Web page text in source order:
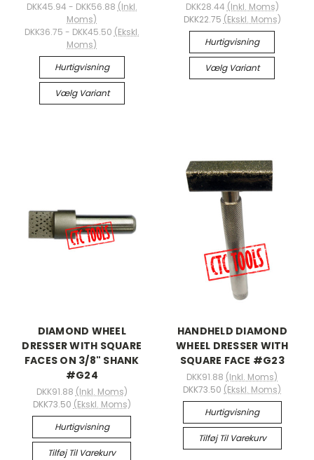
DKK45.94 - DKK56.88 (Inkl.
Moms)
DKK36.75 - DKK45.50 (Ekskl.
Moms)
Hurtigvisning
Vælg Variant
DKK28.44 (Inkl. Moms)
DKK22.75 (Ekskl. Moms)
Hurtigvisning
Vælg Variant
DIAMOND WHEEL
DRESSER WITH SQUARE
FACES ON 3/8" SHANK
#G24
DKK91.88 (Inkl. Moms)
DKK73.50 (Ekskl. Moms)
Hurtigvisning
Tilføj Til Varekurv
HANDHELD DIAMOND
WHEEL DRESSER WITH
SQUARE FACE #G23
DKK91.88 (Inkl. Moms)
DKK73.50 (Ekskl. Moms)
Hurtigvisning
Tilføj Til Varekurv